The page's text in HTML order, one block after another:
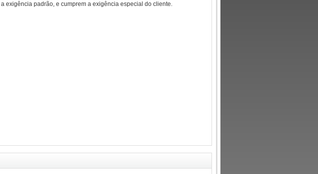
exigência padrão, e cumprem a exigência especial do cliente.